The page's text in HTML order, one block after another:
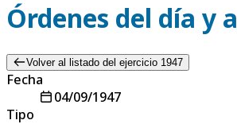
Órdenes del día y
Volver al listado del ejercicio 1947
Fecha
04/09/1947
Tipo